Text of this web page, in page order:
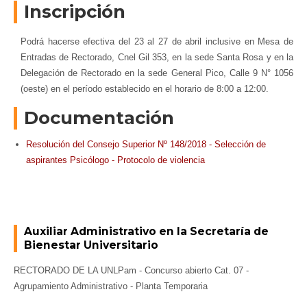
Inscripción
Podrá hacerse efectiva del 23 al 27 de abril inclusive en Mesa de
Entradas de Rectorado, Cnel Gil 353, en la sede Santa Rosa y en la
Delegación de Rectorado en la sede General Pico, Calle 9 N° 1056
(oeste) en el período establecido en el horario de 8:00 a 12:00.
Documentación
Resolución del Consejo Superior Nº 148/2018 - Selección de
aspirantes Psicólogo - Protocolo de violencia
Auxiliar Administrativo en la Secretaría de
Bienestar Universitario
RECTORADO DE LA UNLPam - Concurso abierto Cat. 07 -
Agrupamiento Administrativo - Planta Temporaria